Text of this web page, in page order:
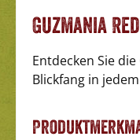
Guzmania
Entdecken Sie die
Blickfang in